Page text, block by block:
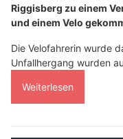
Riggisberg zu einem
und einem Velo
Die Velofahrerin wurde
Unfallhergang wurden
Weiterlesen